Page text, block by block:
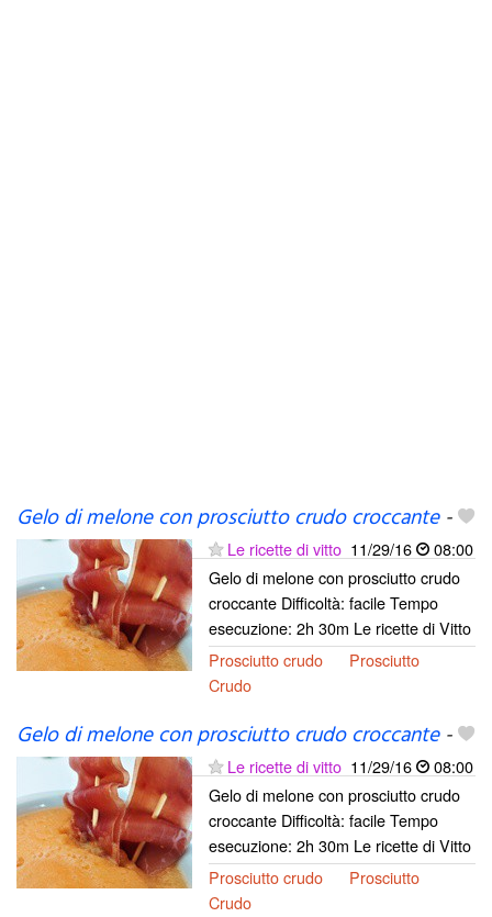
Gelo di melone con prosciutto crudo croccante-
Le ricette di vitto 11/29/16
08:00
Gelo di melone con prosciutto crudo
croccante Difficoltà: facile Tempo
esecuzione: 2h 30m Le ricette di Vitto
Prosciutto crudo
Prosciutto
Crudo
Gelo di melone con prosciutto crudo croccante-
Le ricette di vitto 11/29/16
08:00
Gelo di melone con prosciutto crudo
croccante Difficoltà: facile Tempo
esecuzione: 2h 30m Le ricette di Vitto
Prosciutto crudo
Prosciutto
Crudo